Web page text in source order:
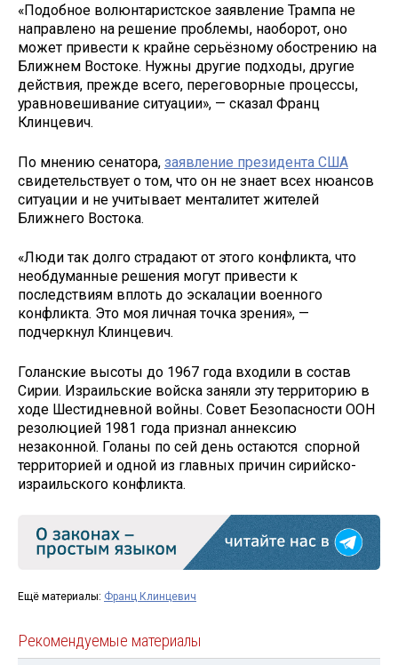
«Подобное волюнтаристское заявление Трампа не
направлено на решение проблемы, наоборот, оно
может привести к крайне серьёзному обострению на
Ближнем Востоке. Нужны другие подходы, другие
действия, прежде всего, переговорные процессы,
уравновешивание ситуации», — сказал Франц
Клинцевич.
По мнению сенатора, заявление президента США
свидетельствует о том, что он не знает всех нюансов
ситуации и не учитывает менталитет жителей
Ближнего Востока.
«Люди так долго страдают от этого конфликта, что
необдуманные решения могут привести к
последствиям вплоть до эскалации военного
конфликта. Это моя личная точка зрения», —
подчеркнул Клинцевич.
Голанские высоты до 1967 года входили в состав
Сирии. Израильские войска заняли эту территорию в
ходе Шестидневной войны. Совет Безопасности ООН
резолюцией 1981 года признал аннексию
незаконной. Голаны по сей день остаются спорной
территорией и одной из главных причин сирийско-
израильского конфликта.
Ещё материалы: Франц Клинцевич
Рекомендуемые материалы